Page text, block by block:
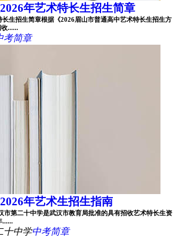
年艺术特长生招生简章
生招生简章根据《2026眉山市普通高中艺术特长生招生方
......
考简章
年艺术生招生指南
市第二十中学是武汉市教育局批准的具有招收艺术特长生资
......
十中学中考简章